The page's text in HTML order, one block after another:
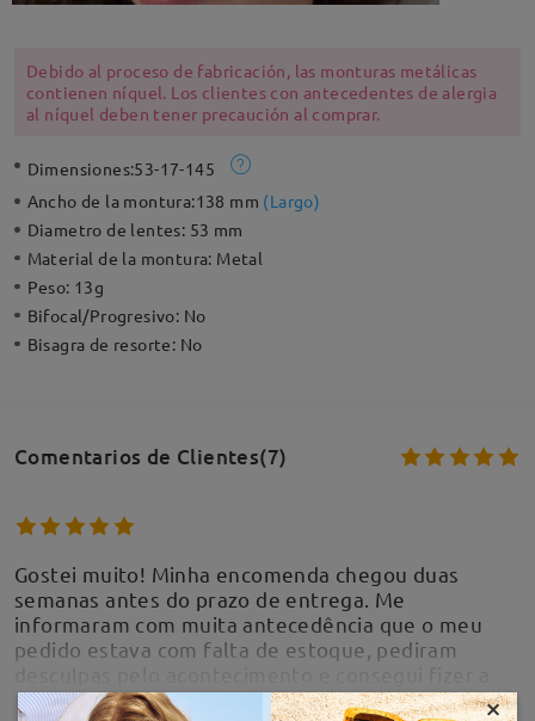
Debido al proceso de fabricación, las monturas metálicas
contienen níquel. Los clientes con antecedentes de alergia
al níquel deben tener precaución al comprar.
Dimensiones:53-17-145
Ancho de la montura:138 mm (Largo)
Diametro de lentes: 53 mm
Material de la montura: Metal
Peso: 13g
Bifocal/Progresivo: No
Bisagra de resorte: No
Comentarios de Clientes(7)
Gostei muito! Minha encomenda chegou duas
semanas antes do prazo de entrega. Me
informaram com muita antecedência que o meu
pedido estava com falta de estoque, pediram
troca do pedido com muita facilidade, o
×